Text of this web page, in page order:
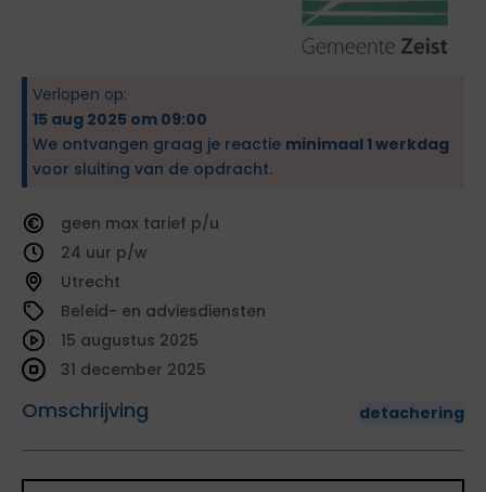
Verlopen op:
15 aug 2025 om 09:00
We ontvangen graag je reactie minimaal 1 werkdag
voor sluiting van de opdracht.
geen
tarief
24
Utrecht
Beleid- en adviesdiensten
Omschrijving detachering
15 augustus 2025
31 december 2025